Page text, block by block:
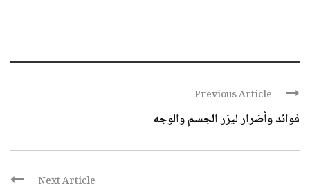
Previous Article
فوائد وأضرار ليزر الجسم والوجه
Next Article